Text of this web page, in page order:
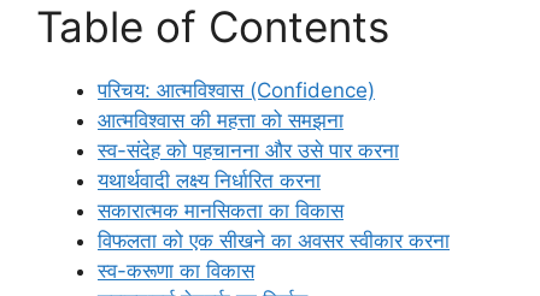
Table of Contents
परिचय: आत्मविश्वास (Confidence)
आत्मविश्वास की महत्ता को समझना
स्व-संदेह को पहचानना और उसे पार करना
यथार्थवादी लक्ष्य निर्धारित करना
सकारात्मक मानसिकता का विकास
विफलता को एक सीखने का अवसर स्वीकार करना
स्व-करूणा का विकास